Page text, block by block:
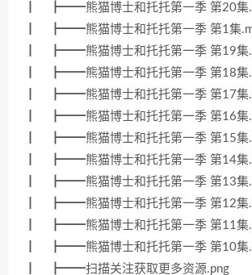
┃ ┣━━熊猫博士和托托第一季 第20集
┃ ┣━━熊猫博士和托托第一季 第1集
┃ ┣━━熊猫博士和托托第一季 第19集
┃ ┣━━熊猫博士和托托第一季 第18集
┃ ┣━━熊猫博士和托托第一季 第17集
┃ ┣━━熊猫博士和托托第一季 第16集
┃ ┣━━熊猫博士和托托第一季 第15集
┃ ┣━━熊猫博士和托托第一季 第14集
┃ ┣━━熊猫博士和托托第一季 第13集
┃ ┣━━熊猫博士和托托第一季 第12集
┃ ┣━━熊猫博士和托托第一季 第11集
┃ ┣━━熊猫博士和托托第一季 第10集
┃ ┣━━扫描关注获取更多资源.png